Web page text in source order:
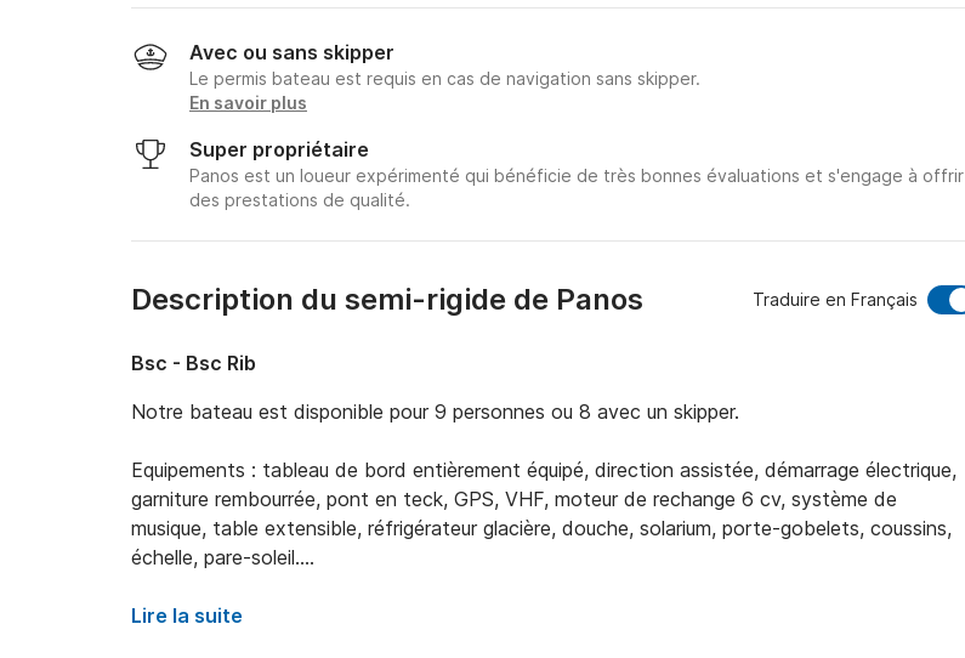
Avec ou sans skipper
Le permis bateau est requis en cas de navigation sans skipper.
En savoir plus
Super propriétaire
Panos est un loueur expérimenté qui bénéficie de très bonnes évaluations et s'engage à offrir
des prestations de qualité.
Description du semi-rigide de Panos Traduire en Français
Bsc - Bsc Rib
Notre bateau est disponible pour 9 personnes ou 8 avec un skipper.
Equipements : tableau de bord entièrement équipé, direction assistée, démarrage électrique,
garniture rembourrée, pont en teck, GPS, VHF, moteur de rechange 6 cv, système de
musique, table extensible, réfrigérateur glacière, douche, solarium, porte-gobelets, coussins,
échelle, pare-soleil.
Paxos est un petit paradis sur terre ! Vous tomberez amoureux de la beauté naturelle et des
Lire la suite